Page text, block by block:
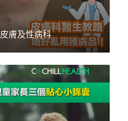
皮膚及性病科